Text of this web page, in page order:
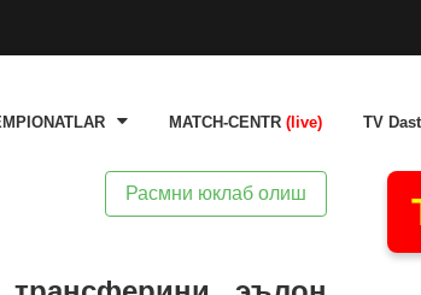
MATCH-CENTR (live) TV
Расмни юклаб олиш